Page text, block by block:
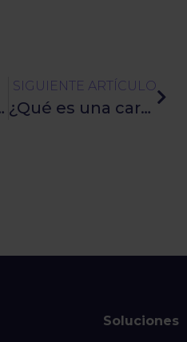
saber
SIGUIENTE ARTÍCULO
¿Qué es una cartera de ahorro? Todo lo que debes saber
Soluciones